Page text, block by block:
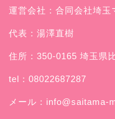
運営会社：合同会社埼玉
代表：湯澤直樹
住所：350-0165 埼玉県
tel：08022687287
メール： info@saitama-